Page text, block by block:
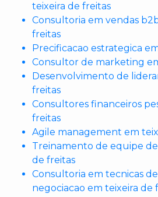
teixeira de freitas
Consultoria em vendas
freitas
Precificacao estrategica
Consultor de marketing
Desenvolvimento de
freitas
Consultores financeiros
freitas
Agile management em
Treinamento de equipe
de freitas
Consultoria em tecnicas
negociacao em teixeira de